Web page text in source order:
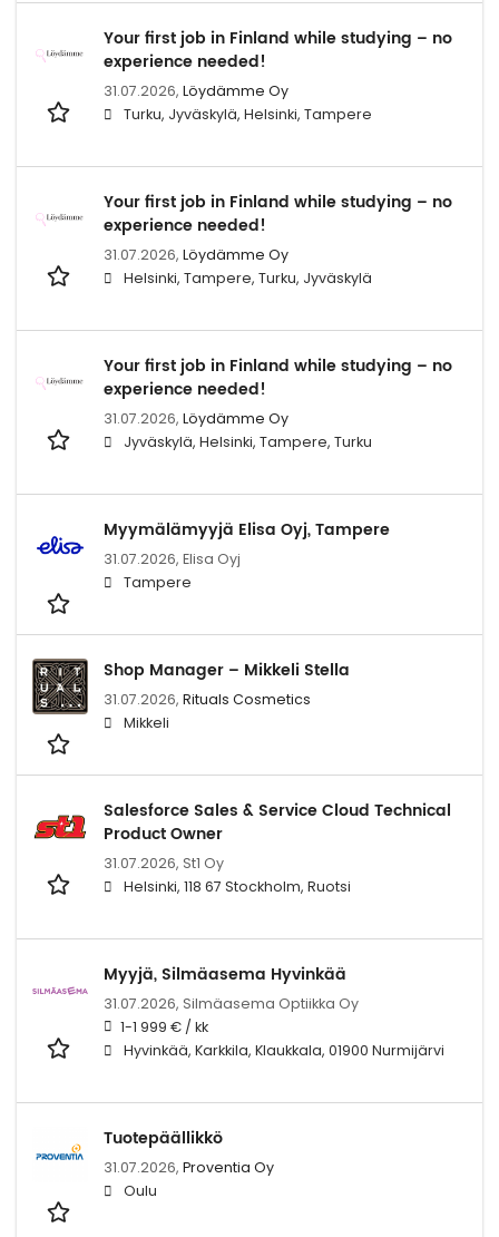
Your first job in Finland while studying – no
experience needed!
31.07.2026, Löydämme Oy
Turku, Jyväskylä, Helsinki, Tampere
Your first job in Finland while studying – no
experience needed!
31.07.2026, Löydämme Oy
Helsinki, Tampere, Turku, Jyväskylä
Your first job in Finland while studying – no
experience needed!
31.07.2026, Löydämme Oy
Jyväskylä, Helsinki, Tampere, Turku
Myymälämyyjä Elisa Oyj, Tampere
31.07.2026, Elisa Oyj
Tampere
Shop Manager – Mikkeli Stella
31.07.2026, Rituals Cosmetics
Mikkeli
Salesforce Sales & Service Cloud Technical
Product Owner
31.07.2026, St1 Oy
Helsinki, 118 67 Stockholm, Ruotsi
Myyjä, Silmäasema Hyvinkää
31.07.2026, Silmäasema Optiikka Oy
1-1 999 € / kk
Hyvinkää, Karkkila, Klaukkala, 01900 Nurmijärvi
Tuotepäällikkö
31.07.2026, Proventia Oy
Oulu